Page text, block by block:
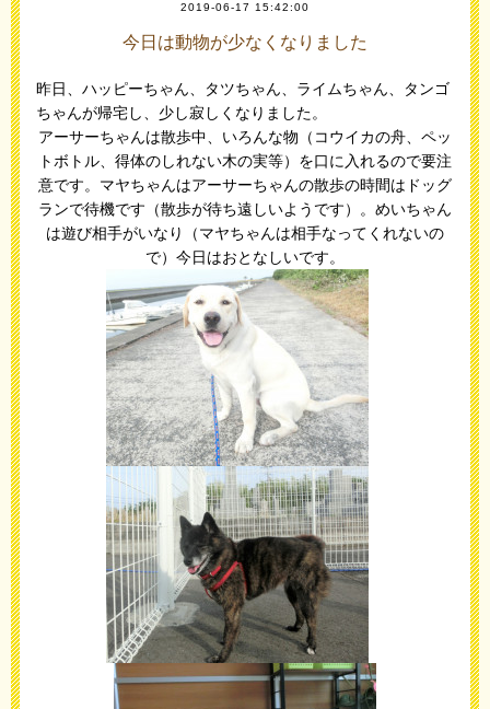
2019-06-17 15:42:00
今日は動物が少なくなりました
昨日、ハッピーちゃん、タツちゃん、ライムちゃん、タンゴ
ちゃんが帰宅し、少し寂しくなりました。
アーサーちゃんは散歩中、いろんな物（コウイカの舟、ペッ
トボトル、得体のしれない木の実等）を口に入れるので要注
意です。マヤちゃんはアーサーちゃんの散歩の時間はドッグ
ランで待機です（散歩が待ち遠しいようです）。めいちゃん
は遊び相手がいなり（マヤちゃんは相手なってくれないの
で）今日はおとなしいです。